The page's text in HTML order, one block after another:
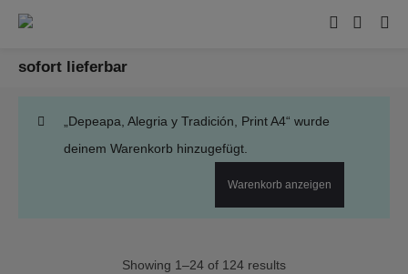
sofort lieferbar
„Depeapa, Alegria y Tradición, Print A4“ wurde
deinem Warenkorb hinzugefügt.
Warenkorb anzeigen
Showing 1–24 of 124 results